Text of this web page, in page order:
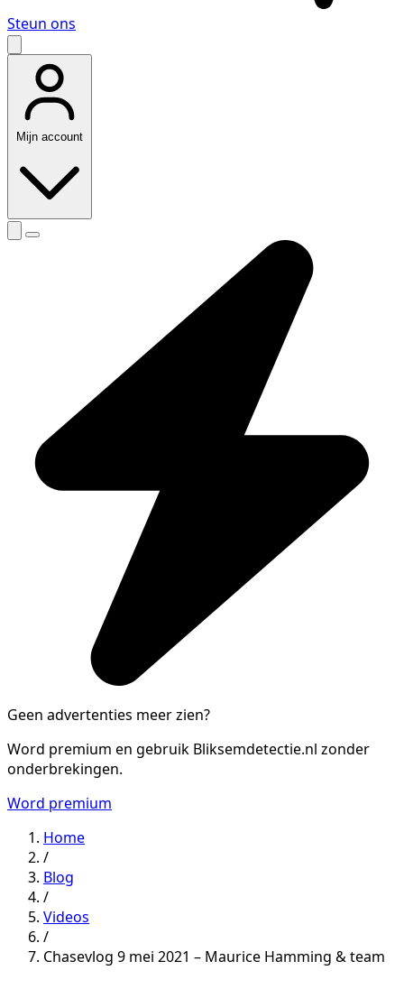
Steun ons
Mijn account
Geen advertenties meer zien?
Word premium en gebruik Bliksemdetectie.nl zonder
onderbrekingen.
Word premium
Home
/
Blog
/
Videos
/
Chasevlog 9 mei 2021 – Maurice Hamming & team